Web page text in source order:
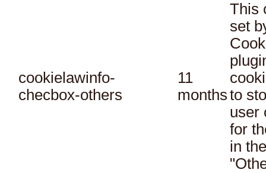
cookielawinfo-
checbox-others
11
months
This
set
to
user
for
in